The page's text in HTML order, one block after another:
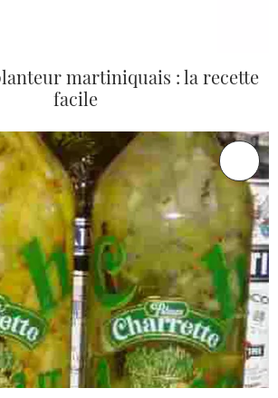
martiniquais : la recette
facile